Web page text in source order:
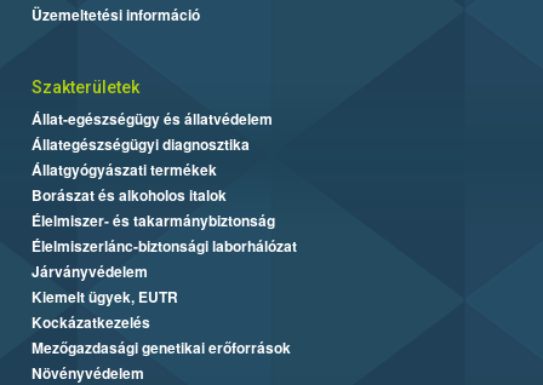
Üzemeltetési információ
Szakterületek
Állat-egészségügy és állatvédelem
Állategészségügyi diagnosztika
Állatgyógyászati termékek
Borászat és alkoholos italok
Élelmiszer- és takarmánybiztonság
Élelmiszerlánc-biztonsági laborhálózat
Járványvédelem
Kiemelt ügyek, EUTR
Kockázatkezelés
Mezőgazdasági genetikai erőforrások
Növényvédelem